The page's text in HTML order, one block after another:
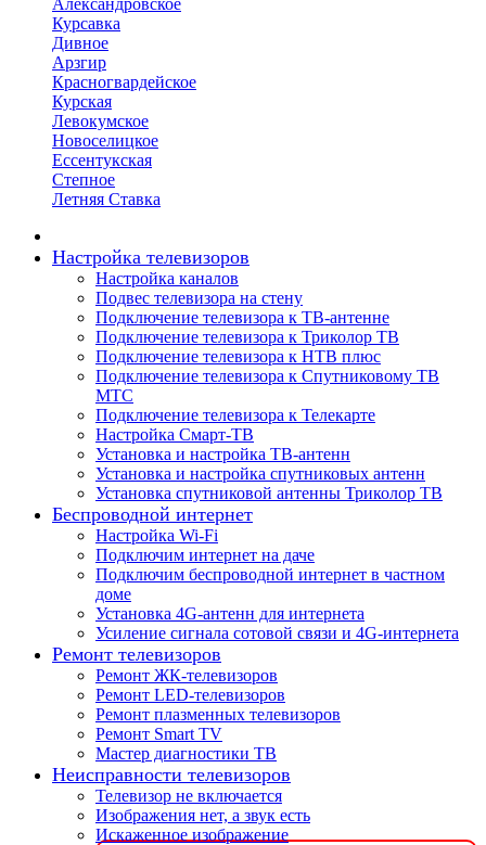
Александровское
Курсавка
Дивное
Арзгир
Красногвардейское
Курская
Левокумское
Новоселицкое
Ессентукская
Степное
Летняя Ставка
Настройка телевизоров
Настройка каналов
Подвес телевизора на стену
Подключение телевизора к ТВ-антенне
Подключение телевизора к Триколор ТВ
Подключение телевизора к НТВ плюс
Подключение телевизора к Спутниковому ТВ
МТС
Подключение телевизора к Телекарте
Настройка Смарт-ТВ
Установка и настройка ТВ-антенн
Установка и настройка спутниковых антенн
Установка спутниковой антенны Триколор ТВ
Беспроводной интернет
Настройка Wi-Fi
Подключим интернет на даче
Подключим беспроводной интернет в частном
доме
Установка 4G-антенн для интернета
Усиление сигнала сотовой связи и 4G-интернета
Ремонт телевизоров
Ремонт ЖК-телевизоров
Ремонт LED-телевизоров
Ремонт плазменных телевизоров
Ремонт Smart TV
Мастер диагностики ТВ
Неисправности телевизоров
Телевизор не включается
Изображения нет, а звук есть
Искаженное изображение